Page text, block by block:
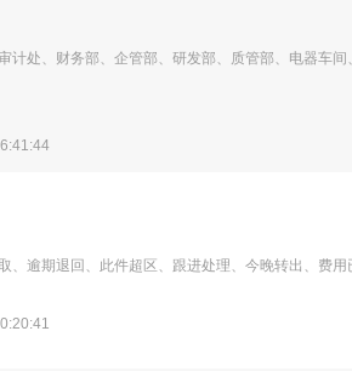
计处、财务部、企管部、研发部、质管部、电器车
、逾期退回、此件超区、跟进处理、今晚转出、费